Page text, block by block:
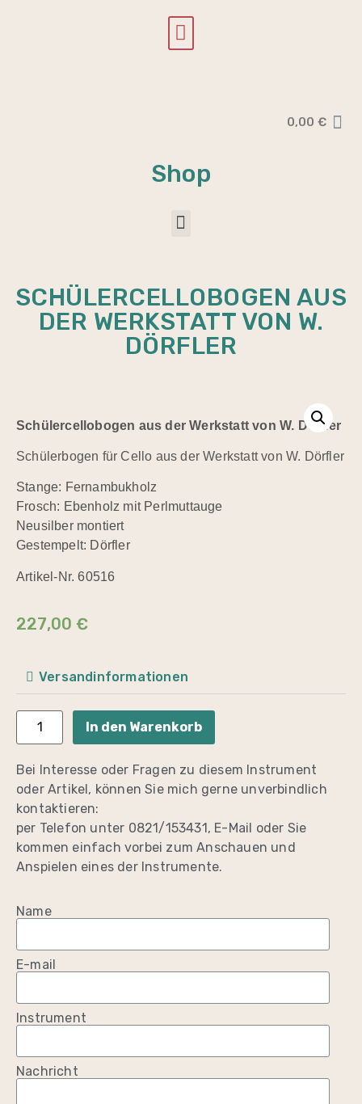
0,00 €
Shop
SCHÜLERCELLOBOGEN AUS
DER WERKSTATT VON W.
DÖRFLER
Schülercellobogen aus der Werkstatt von W. Dörfler
Schülerbogen für Cello aus der Werkstatt von W. Dörfler
Stange: Fernambukholz
Frosch: Ebenholz mit Perlmuttauge
Neusilber montiert
Gestempelt: Dörfler
Artikel-Nr. 60516
227,00€
Versandinformationen
In den Warenkorb
Bei Interesse oder Fragen zu diesem Instrument
oder Artikel, können Sie mich gerne unverbindlich
kontaktieren:
per Telefon unter 0821/153431, E-Mail oder Sie
kommen einfach vorbei zum Anschauen und
Anspielen eines der Instrumente.
Name
E-mail
Instrument
Nachricht